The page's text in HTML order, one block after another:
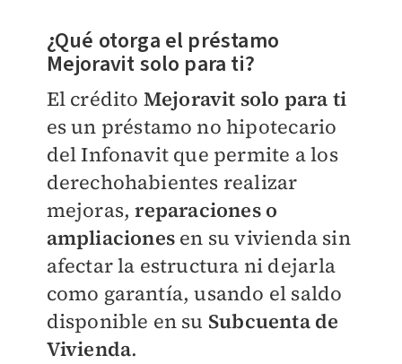
¿Qué otorga el préstamo
Mejoravit solo para ti?
El crédito Mejoravit solo para ti
es un préstamo no hipotecario
del Infonavit que permite a los
derechohabientes realizar
mejoras,reparaciones o
ampliacionesen su vivienda sin
afectar la estructura ni dejarla
como garantía, usando el saldo
disponible en su Subcuenta de
Vivienda.